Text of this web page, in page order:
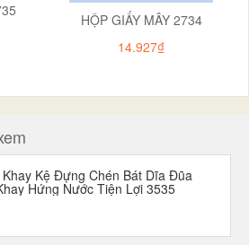
HỘP GIẤY MÂY 2734
14.927₫
Khay Kệ Đựng Chén Bát Dĩa Đũa
Hứng Nước Tiện Lợi 3535